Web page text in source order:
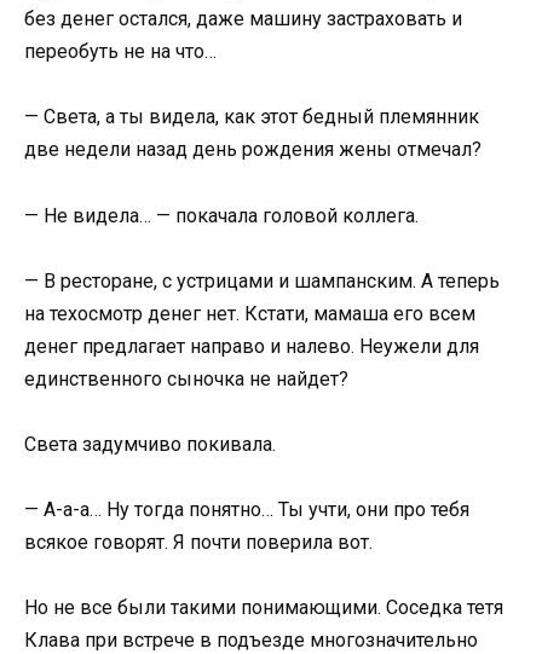
без денег остался, даже машину застраховать и
переобуть не на что…
— Света, а ты видела, как этот бедный племянник
две недели назад день рождения жены отмечал?
— Не видела… — покачала головой коллега.
— В ресторане, с устрицами и шампанским. А теперь
на техосмотр денег нет. Кстати, мамаша его всем
денег предлагает направо и налево. Неужели для
единственного сыночка не найдет?
Света задумчиво покивала.
— А-а-а… Ну тогда понятно… Ты учти, они про тебя
всякое говорят. Я почти поверила вот.
Но не все были такими понимающими. Соседка тетя
Клава при встрече в подъезде многозначительно